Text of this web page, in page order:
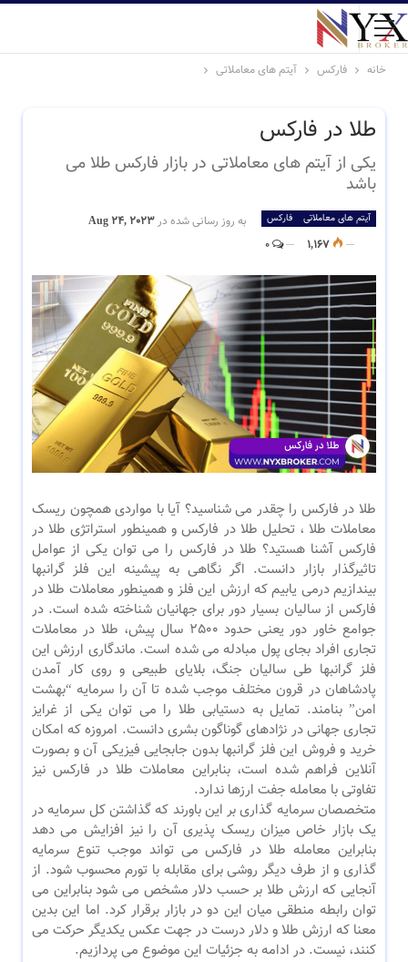
خانه فارکس آیتم های معاملاتی
طلا در فارکس
یکی از آیتم های معاملاتی در بازار فارکس طلا می
باشد
آیتم های معاملاتی فارکس به روز رسانی شده در Aug 24, 2023
1,167
طلا در فارکس را چقدر می شناسید؟ آیا با مواردی همچون ریسک
معاملات طلا ، تحلیل طلا در فارکس و همینطور استراتژی طلا در
فارکس آشنا هستید؟ طلا در فارکس را می توان یکی از عوامل
تاثیرگذار بازار دانست. اگر نگاهی به پیشینه این فلز گرانبها
بیندازیم درمی یابیم که ارزش این فلز و همینطور معاملات طلا در
فارکس از سالیان بسیار دور برای جهانیان شناخته شده است. در
جوامع خاور دور یعنی حدود 2500 سال پیش، طلا در معاملات
تجاری افراد بجای پول مبادله می شده است. ماندگاری ارزش این
فلز گرانبها طی سالیان جنگ، بلایای طبیعی و روی کار آمدن
پادشاهان در قرون مختلف موجب شده تا آن را سرمایه “بهشت
امن” بنامند. تمایل به دستیابی طلا را می توان یکی از غرایز
تجاری جهانی در نژادهای گوناگون بشری دانست. امروزه که امکان
خرید و فروش این فلز گرانبها بدون جابجایی فیزیکی آن و بصورت
آنلاین فراهم شده است، بنابراین معاملات طلا در فارکس نیز
تفاوتی با معامله جفت ارزها ندارد.
متخصصان سرمایه گذاری بر این باورند که گذاشتن کل سرمایه در
یک بازار خاص میزان ریسک پذیری آن را نیز افزایش می دهد
بنابراین معامله طلا در فارکس می تواند موجب تنوع سرمایه
گذاری و از طرف دیگر روشی برای مقابله با تورم محسوب شود. از
آنجایی که ارزش طلا بر حسب دلار مشخص می شود بنابراین می
توان رابطه منطقی میان این دو در بازار برقرار کرد. اما این بدین
معنا که ارزش طلا و دلار درست در جهت عکس یکدیگر حرکت می
کنند، نیست. در ادامه به جزئیات این موضوع می پردازیم.